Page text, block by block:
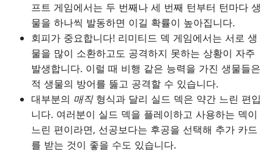
프트 게임에서는 두 번째나 세 번째 턴부터 턴마다 생
물을 하나씩 발동하면 이길 확률이 높아집니다.
회피가 중요합니다! 리미티드 덱 게임에서는 서로 생
물을 많이 소환하고도 공격하지 못하는 상황이 자주
발생합니다. 이럴 때 비행 같은 능력을 가진 생물들은
적 생물의 방어를 뚫고 공격할 수 있습니다.
대부분의 매직형식과 달리 실드 덱은 약간 느린 편입
니다. 여러분이 실드 덱을 플레이하고 사용하는 덱이
느린 편이라면, 선공보다는 후공을 선택해 추가 카드
를 받는 것이 좋을 수도 있습니다.